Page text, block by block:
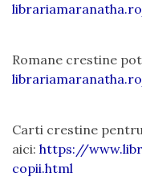
Romane crestine
Carti crestine
aici: https://www.
copii.html